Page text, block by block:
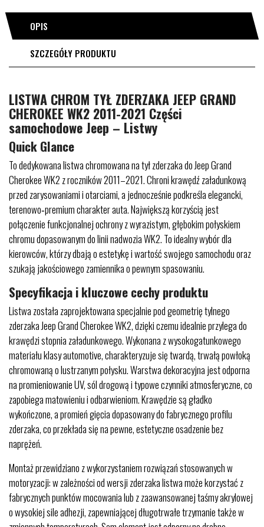
OPIS
SZCZEGÓŁY PRODUKTU
LISTWA CHROM TYŁ ZDERZAKA JEEP GRAND
CHEROKEE WK2 2011-2021 Części
samochodowe Jeep – Listwy
Quick Glance
To dedykowana listwa chromowana na tył zderzaka do Jeep Grand
Cherokee WK2 z roczników 2011–2021. Chroni krawędź załadunkową
przed zarysowaniami i otarciami, a jednocześnie podkreśla elegancki,
terenowo‑premium charakter auta. Największą korzyścią jest
połączenie funkcjonalnej ochrony z wyrazistym, głębokim połyskiem
chromu dopasowanym do linii nadwozia WK2. To idealny wybór dla
kierowców, którzy dbają o estetykę i wartość swojego samochodu oraz
szukają jakościowego zamiennika o pewnym spasowaniu.
Specyfikacja i kluczowe cechy produktu
Listwa została zaprojektowana specjalnie pod geometrię tylnego
zderzaka Jeep Grand Cherokee WK2, dzięki czemu idealnie przylega do
krawędzi stopnia załadunkowego. Wykonana z wysokogatunkowego
materiału klasy automotive, charakteryzuje się twardą, trwałą powłoką
chromowaną o lustrzanym połysku. Warstwa dekoracyjna jest odporna
na promieniowanie UV, sól drogową i typowe czynniki atmosferyczne, co
zapobiega matowieniu i odbarwieniom. Krawędzie są gładko
wykończone, a promień gięcia dopasowany do fabrycznego profilu
zderzaka, co przekłada się na pewne, estetyczne osadzenie bez
naprężeń.
Montaż przewidziano z wykorzystaniem rozwiązań stosowanych w
motoryzacji: w zależności od wersji zderzaka listwa może korzystać z
fabrycznych punktów mocowania lub z zaawansowanej taśmy akrylowej
o wysokiej sile adhezji, zapewniającej długotrwałe trzymanie także w